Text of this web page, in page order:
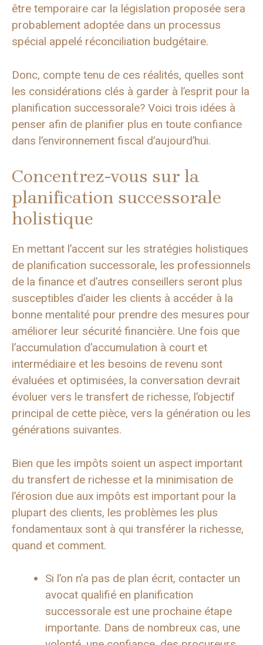
être temporaire car la législation proposée sera
probablement adoptée dans un processus
spécial appelé réconciliation budgétaire.
Donc, compte tenu de ces réalités, quelles sont
les considérations clés à garder à l’esprit pour la
planification successorale? Voici trois idées à
penser afin de planifier plus en toute confiance
dans l’environnement fiscal d’aujourd’hui.
Concentrez-vous sur la
planification successorale
holistique
En mettant l’accent sur les stratégies holistiques
de planification successorale, les professionnels
de la finance et d’autres conseillers seront plus
susceptibles d’aider les clients à accéder à la
bonne mentalité pour prendre des mesures pour
améliorer leur sécurité financière. Une fois que
l’accumulation d’accumulation à court et
intermédiaire et les besoins de revenu sont
évaluées et optimisées, la conversation devrait
évoluer vers le transfert de richesse, l’objectif
principal de cette pièce, vers la génération ou les
générations suivantes.
Bien que les impôts soient un aspect important
du transfert de richesse et la minimisation de
l’érosion due aux impôts est important pour la
plupart des clients, les problèmes les plus
fondamentaux sont à qui transférer la richesse,
quand et comment.
Si l’on n’a pas de plan écrit, contacter un
avocat qualifié en planification
successorale est une prochaine étape
importante. Dans de nombreux cas, une